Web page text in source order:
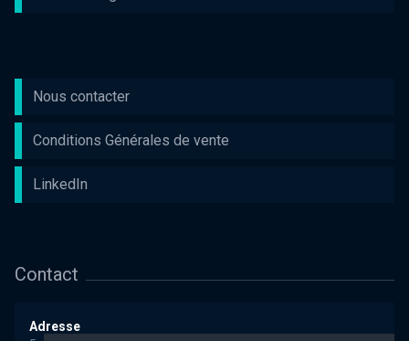
Nous contacter
Conditions Générales de vente
LinkedIn
Contact
Adresse